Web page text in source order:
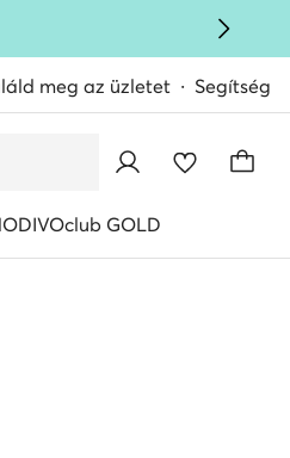
meg az üzletet Segítség
GOLD